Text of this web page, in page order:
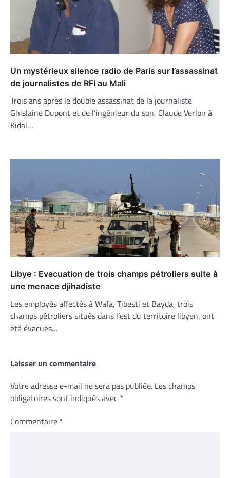
Un mystérieux silence radio de Paris sur l’assassinat
de journalistes de RFI au Mali
Trois ans après le double assassinat de la journaliste
Ghislaine Dupont et de l’ingénieur du son, Claude Verlon à
Kidal…
Libye : Evacuation de trois champs pétroliers suite à
une menace djihadiste
Les employés affectés à Wafa, Tibesti et Bayda, trois
champs pétroliers situés dans l’est du territoire libyen, ont
été évacués…
Laisser un commentaire
Votre adresse e-mail ne sera pas publiée. Les champs
obligatoires sont indiqués avec *
Commentaire *